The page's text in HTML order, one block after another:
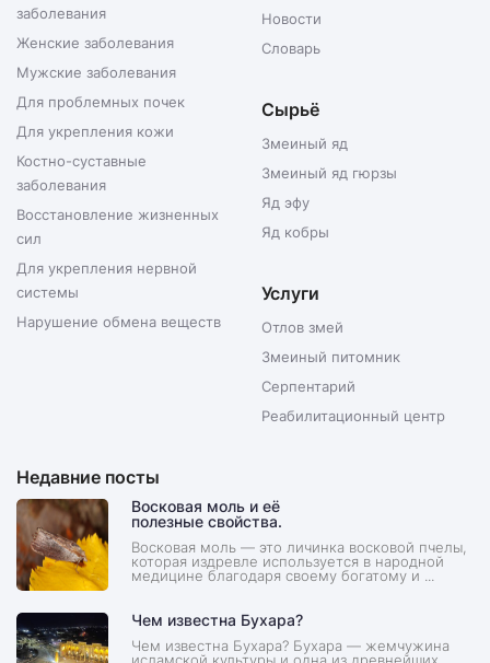
Новости
Словарь
Сырьё
Змеиный яд
Змеиный яд гюрзы
Яд эфу
Яд кобры
Услуги
Отлов змей
Змеиный питомник
Серпентарий
Реабилитационный центр
заболевания
Женские заболевания
Мужские заболевания
Для проблемных почек
Для укрепления кожи
Костно-суставные
заболевания
Восстановление жизненных
сил
Для укрепления нервной
системы
Нарушение обмена веществ
Недавние посты
Восковая моль и её
полезные свойства.
Восковая моль — это личинка восковой пчелы,
которая издревле используется в народной
медицине благодаря своему богатому и ...
Чем известна Бухара?
Чем известна Бухара? Бухара — жемчужина